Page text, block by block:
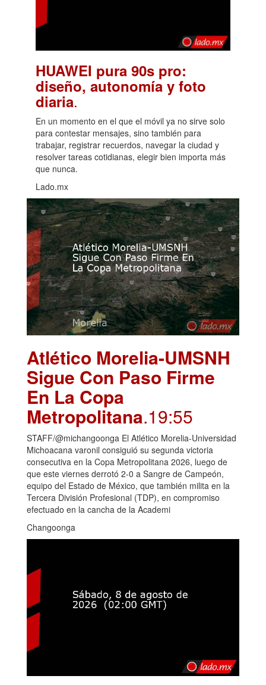
HUAWEI pura 90s pro:
diseño, autonomía y foto
diaria.
En un momento en el que el móvil ya no sirve solo
para contestar mensajes, sino también para
trabajar, registrar recuerdos, navegar la ciudad y
resolver tareas cotidianas, elegir bien importa más
que nunca.
Lado.mx
Atlético Morelia-UMSNH
Sigue Con Paso Firme
En La Copa
Metropolitana.19:55
STAFF/@michangoonga El Atlético Morelia-Universidad
Michoacana varonil consiguió su segunda victoria
consecutiva en la Copa Metropolitana 2026, luego de
que este viernes derrotó 2-0 a Sangre de Campeón,
equipo del Estado de México, que también milita en la
Tercera División Profesional (TDP), en compromiso
efectuado en la cancha de la Academi
Changoonga